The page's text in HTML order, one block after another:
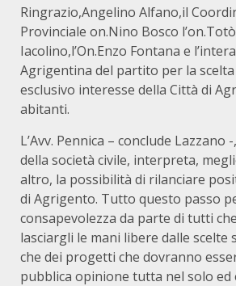
Ringrazio,Angelino Alfano,il
Provinciale on.Nino Bosco l’on.Totò
Iacolino,l’On.Enzo Fontana e
Agrigentina del partito per la
esclusivo interesse della Città di
abitanti.
L’Avv. Pennica – conclude Lazzano
della società civile, interpreta,
altro, la possibilità di rilanciare
di Agrigento. Tutto questo passo
consapevolezza da parte di tutti
lasciargli le mani libere dalle scelte
che dei progetti che dovranno
pubblica opinione tutta nel solo ed